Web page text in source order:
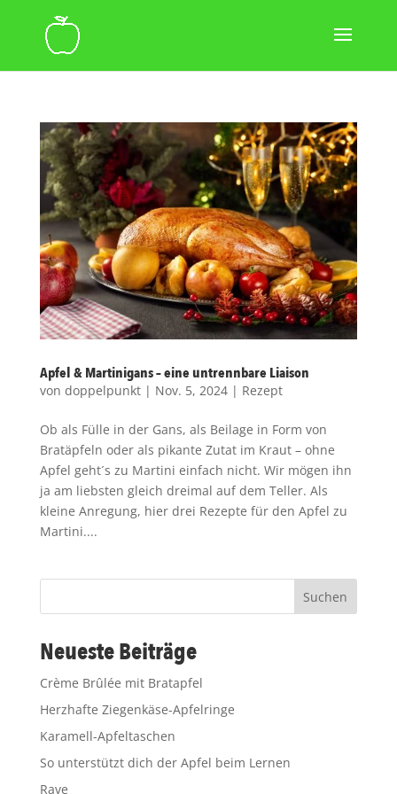
Apfel & Martinigans – eine untrennbare Liaison
von doppelpunkt| Nov. 5, 2024| Rezept
Ob als Fülle in der Gans, als Beilage in Form von
Bratäpfeln oder als pikante Zutat im Kraut – ohne
Apfel geht´s zu Martini einfach nicht. Wir mögen ihn
ja am liebsten gleich dreimal auf dem Teller. Als
kleine Anregung, hier drei Rezepte für den Apfel zu
Martini....
Suchen
Neueste Beiträge
Crème Brûlée mit Bratapfel
Herzhafte Ziegenkäse-Apfelringe
Karamell-Apfeltaschen
So unterstützt dich der Apfel beim Lernen
Rave